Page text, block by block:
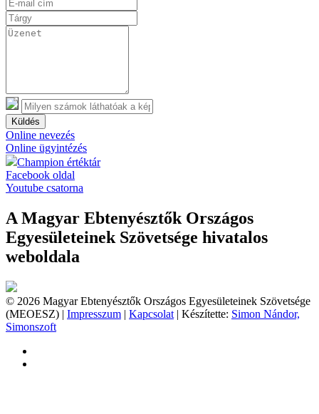
Küldés
Online nevezés
Online ügyintézés
Champion értéktár
Facebook oldal
Youtube csatorna
A Magyar Ebtenyésztők Országos
Egyesületeinek Szövetsége hivatalos
weboldala
© 2026 Magyar Ebtenyésztők Országos Egyesületeinek Szövetsége
(MEOESZ) | Impresszum | Kapcsolat | Készítette: Simon Nándor,
Simonszoft